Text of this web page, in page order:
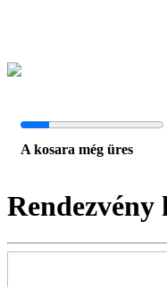
A kosara még üres
Rendezvény